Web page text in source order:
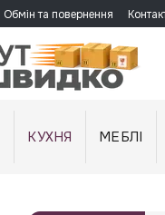
Обмін та повернення
КУХНЯ МЕБЛІ